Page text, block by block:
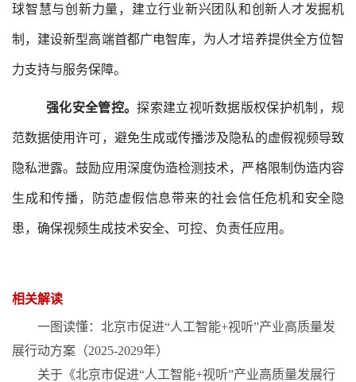
球智慧与创新力量，建立行业新兴团队和创新人才发掘机
制，建设新型高端首都广电智库，为人才培养提供全方位智
力支持与服务保障。
强化安全管控。探索建立视听数据版权保护机制，规
范数据使用许可，避免生成或传播涉及隐私的虚假视频导致
隐私泄露。鼓励应用深度伪造检测技术，严格限制伪造内容
生成和传播，防范虚假信息带来的社会信任危机和安全隐
患，确保视频生成技术安全、可控、负责任应用。
相关解读
一图读懂：北京市促进“人工智能+视听”产业高质量发
展行动方案（2025-2029年）
关于《北京市促进“人工智能+视听”产业高质量发展行